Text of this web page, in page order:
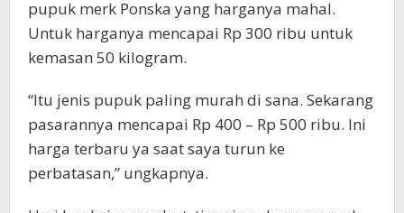
pupuk merk Ponska yang harganya mahal.
Untuk harganya mencapai Rp 300 ribu untuk
kemasan 50 kilogram.
“Itu jenis pupuk paling murah di sana. Sekarang
pasarannya mencapai Rp 400 – Rp 500 ribu. Ini
harga terbaru ya saat saya turun ke
perbatasan,” ungkapnya.